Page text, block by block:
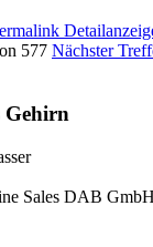
577 Nächster
Gehirn
Sales DAB GmbH